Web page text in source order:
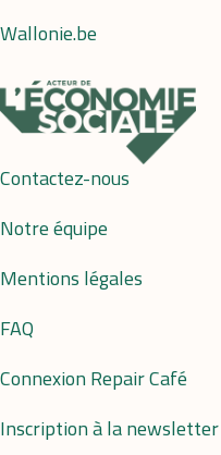
Wallonie.be
Contactez-nous
Notre équipe
Mentions légales
FAQ
Connexion Repair Café
Inscription à la newsletter